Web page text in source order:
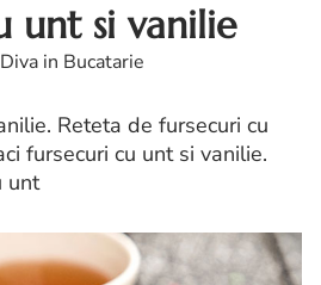
unt si vanilie
Diva in Bucatarie
Reteta de fursecuri cu
fursecuri cu unt si vanilie.
unt